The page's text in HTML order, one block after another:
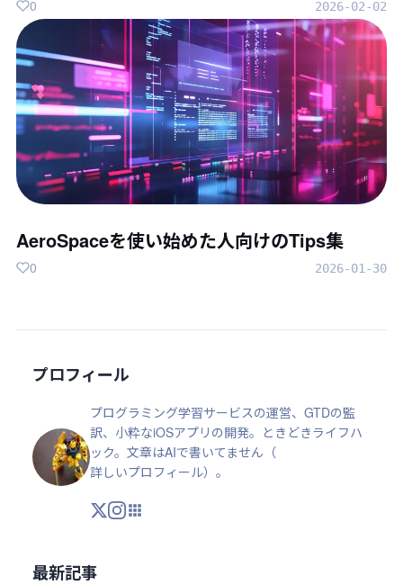
2026-02-02
0
AeroSpaceを使い始めた人向けのTips集
2026-01-30
0
プロフィール
プログラミング学習サービスの運営、GTDの監
訳、小粋なiOSアプリの開発。ときどきライフハ
ック。文章はAIで書いてません（
詳しいプロフィール）。
X Instagram
アプリ・ツール
最新記事